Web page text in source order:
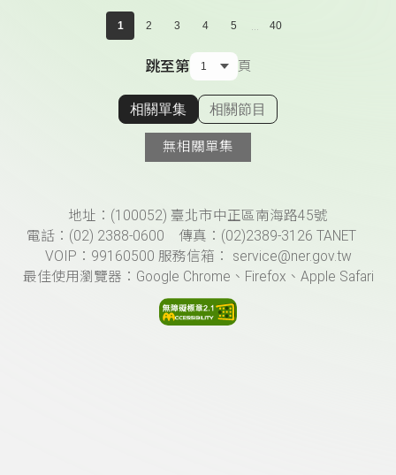
1 2 3 4 5 ... 40
跳至第 頁
顯示相關單集
相關單集 相關節目
無相關單集
頁尾資訊地址：(100052) 臺北市中正區南海路45號
電話：(02) 2388-0600 傳真：(02)2389-3126 TANET
VOIP：99160500 服務信箱： service@ner.gov.tw
最佳使用瀏覽器：Google Chrome、Firefox、Apple Safari